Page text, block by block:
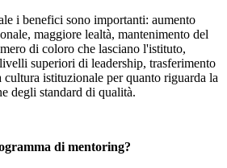
i benefici sono importanti: aumento
maggiore lealtà, mantenimento del
di coloro che lasciano l'istituto,
superiori di leadership, trasferimento
cultura istituzionale per quanto riguarda la
degli standard di qualità.
di mentoring?